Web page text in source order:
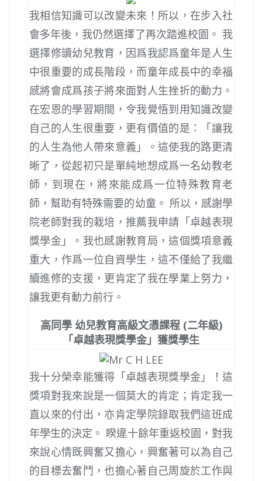
我相信知識可以改變未來！所以，在步入社
會多年後，我仍然選擇了再次踏進校園。 我
選擇修讀幼兒教育，因爲我認爲童年是人生
中很重要的成長階段，而童年成長中的幸福
感將會成爲孩子將來面對人生挫折的動力。
在宏恩的學習期間，令我覺悟到用知識改變
自己的人生很重要，更有價值的是：「讓我
的人生為他人帶來意義」。這使我的路更清
晰了，從起初只是單純地想成爲一名幼教老
師，到現在，將來能成爲一位特殊教育老
師，幫助有特殊需要的幼童。 所以，感謝學
院老師對我的栽培，推薦我申請「卓越表現
獎學金」。我也感謝教育局，這個獎項意義
重大，作爲一位自資學生，這不僅給了我繼
續進修的支援，更肯定了我在學業上努力，
讓我更有動力前行。
高同學 幼兒教育高級文憑課程 (二年級)
「卓越表現獎學金」獲獎學生
我十分榮幸能獲得「卓越表現獎學金」！這
獎項對我來說是一個莫大的肯定；肯定我一
直以來的付出，亦肯定學院錄取我們這班成
年學生的決定。 睽違十餘年重返校園，對我
來說心情既興奮又擔心，興奮著可以為自己
的目標去奮鬥，也擔心著自己周旋於工作與